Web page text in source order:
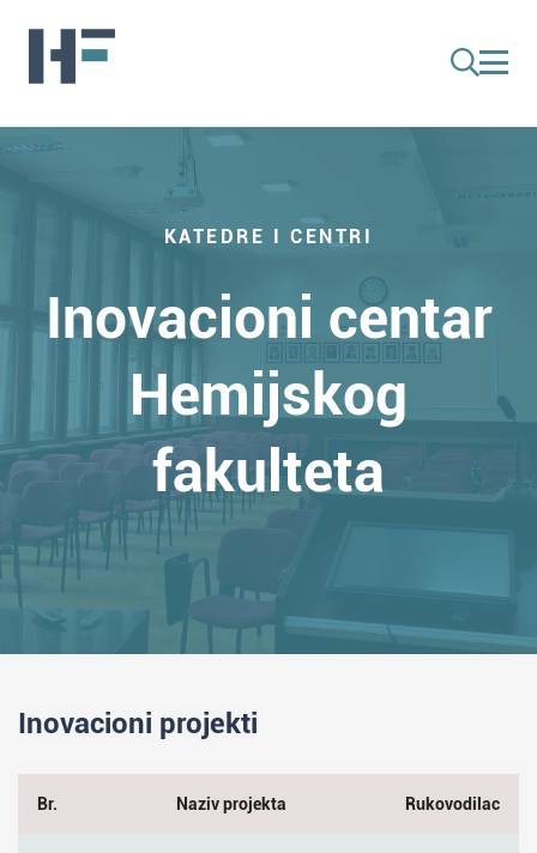
KATEDRE I CENTRI
Inovacioni centar
Hemijskog
fakulteta
Inovacioni projekti
Br. Naziv projekta Rukovodilac